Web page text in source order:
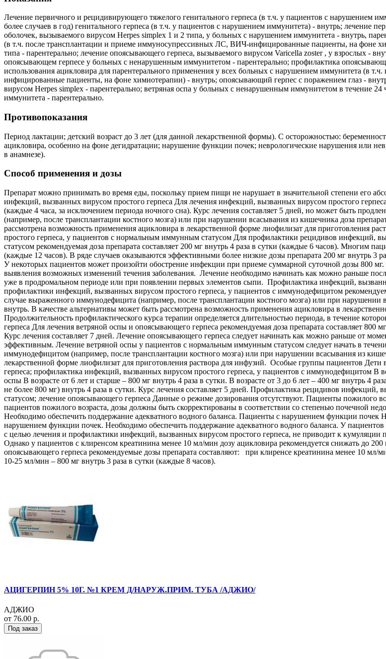
Лечение первичного и рецидивирующего тяжелого генитального герпеса (в т.ч. у пациентов с нарушением
более случаев в год) генитального герпеса (в т.ч. у пациентов с нарушением иммунитета) - внутрь; лечение
оболочек, вызываемого вирусом Herpes simplex 1 и 2 типа, у больных с нарушением иммунитета - внутрь,
(в т.ч. после трансплантации и приеме иммуносупрессивных ЛС, ВИЧ-инфицированные пациенты, на фоне
типа - парентерально; лечение опоясывающего герпеса, вызываемого вирусом Varicella zoster , у взрослых -
опоясывающем герпесе у больных с ненарушенным иммунитетом - парентерально; профилактика
использования ацикловира для парентерального применения у всех больных с нарушением иммунитета (в
инфицированные пациенты, на фоне химиотерапии) - внутрь; опоясывающий герпес с поражением глаз -
вирусом Herpes simplex - парентерально; ветряная оспа у больных с ненарушенным иммунитетом в течение
иммунитета - парентерально.
Противопоказания
Период лактации; детский возраст до 3 лет (для данной лекарственной формы). С осторожностью:
ацикловира, особенно на фоне дегидратации; нарушение функции почек; неврологические нарушения или
в анамнезе).
Способ применения и дозы
Препарат можно принимать во время еды, поскольку прием пищи не нарушает в значительной степени его
инфекций, вызванных вирусом простого герпеса Для лечения инфекций, вызванных вирусом простого
(каждые 4 часа, за исключением периода ночного сна). Курс лечения составляет 5 дней, но может быть
(например, после трансплантации костного мозга) или при нарушении всасывания из кишечника доза
рассмотрена возможность применения ацикловира в лекарственной форме лиофилизат для приготовления
простого герпеса, у пациентов с нормальным иммунным статусом Для профилактики рецидивов инфекций,
статусом рекомендуемая доза препарата составляет 200 мг внутрь 4 раза в сутки (каждые 6 часов). Многим
(каждые 12 часов). В ряде случаев оказываются эффективными более низкие дозы препарата 200 мг внутрь 3
У некоторых пациентов может произойти обострение инфекции при приеме суммарной суточной дозы 800
выявления возможных изменений течения заболевания. Лечение необходимо начинать как можно раньше
уже в продромальном периоде или при появлении первых элементов сыпи. Профилактика инфекций,
профилактики инфекций, вызванных вирусом простого герпеса, у пациентов с иммунодефицитом
случае выраженного иммунодефицита (например, после трансплантации костного мозга) или при нарушении
внутрь. В качестве альтернативы может быть рассмотрена возможность применения ацикловира в
Продолжительность профилактического курса терапии определяется длительностью периода, в течение
герпеса Для лечения ветряной оспы и опоясывающего герпеса рекомендуемая доза препарата составляет 800
Курс лечения составляет 7 дней. Лечение опоясывающего герпеса следует начинать как можно раньше от
эффективным. Лечение ветряной оспы у пациентов с нормальным иммунным статусом следует начать в
иммунодефицитом (например, после трансплантации костного мозга) или при нарушении всасывания из
лекарственной форме лиофилизат для приготовления раствора для инфузий. Особые группы пациентов
герпеса; профилактика инфекций, вызванных вирусом простого герпеса, у пациентов с иммунодефицитом В
оспы В возрасте от 6 лет и старше – 800 мг внутрь 4 раза в сутки. В возрасте от 3 до 6 лет – 400 мг внутрь 4
не более 800 мг) внутрь 4 раза в сутки. Курс лечения составляет 5 дней. Профилактика рецидивов
статусом; лечение опоясывающего герпеса Данные о режиме дозирования отсутствуют. Пациенты пожилого
пациентов пожилого возраста, дозы должны быть скорректированы в соответствии со степенью почечной
Необходимо обеспечить поддержание адекватного водного баланса. Пациенты с нарушением функции почек
нарушением функции почек. Необходимо обеспечить поддержание адекватного водного баланса. У
с целью лечения и профилактики инфекций, вызванных вирусом простого герпеса, не приводит к
Однако у пациентов с клиренсом креатинина менее 10 мл/мин дозу ацикловира рекомендуется снижать до
опоясывающего герпеса рекомендуемые дозы препарата составляют: при клиренсе креатинина менее 10 мл/
10-25 мл/мин – 800 мг внутрь 3 раза в сутки (каждые 8 часов).
АЦИГЕРПИН 5% 10Г. №1 КРЕМ Д/НАРУЖ.ПРИМ. ТУБА /АДЖИО/
АДЖИО
от 76.00 р.
Под заказ